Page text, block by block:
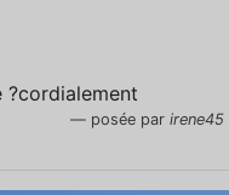
posée par irene45